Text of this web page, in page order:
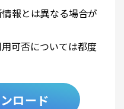
報とは異なる場合が
可否については都度
ロード